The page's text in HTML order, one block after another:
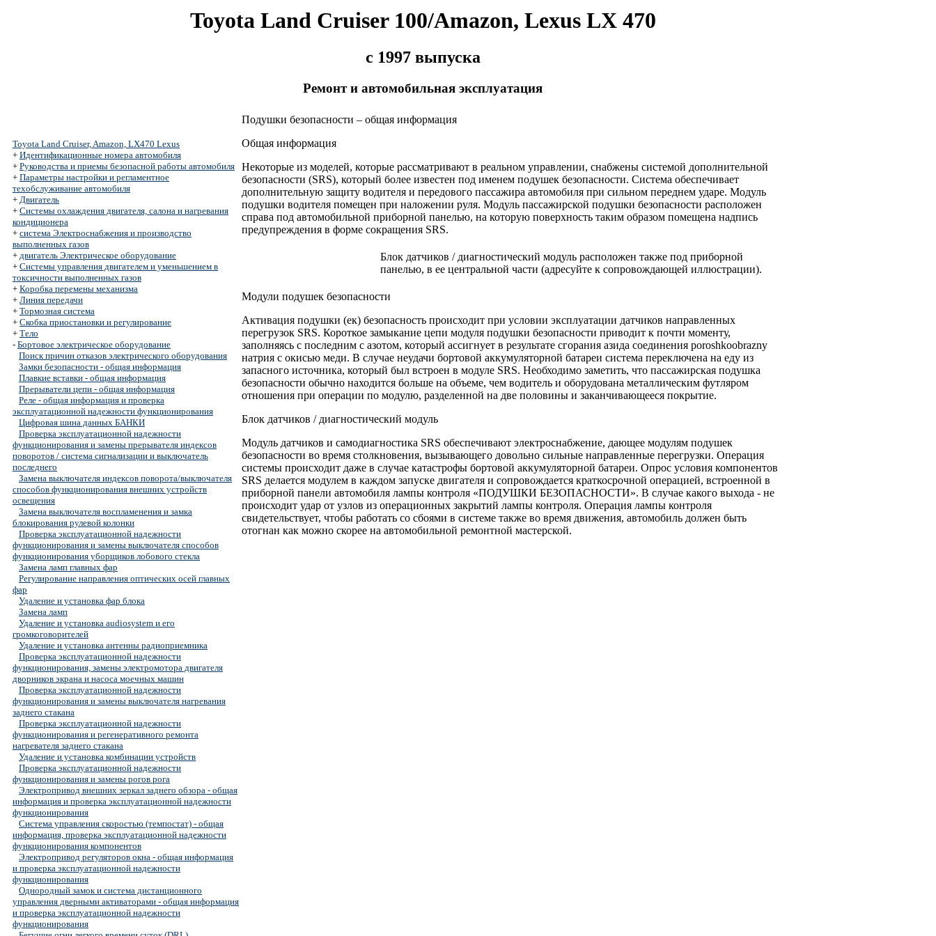
Toyota Land Cruiser 100/Amazon, Lexus LX 470
с 1997 выпуска
Ремонт и автомобильная эксплуатация
Toyota Land Cruiser, Amazon, LX470 Lexus
+ Идентификационные номера автомобиля
+ Руководства и приемы безопасной работы автомобиля
+ Параметры настройки и регламентное
техобслуживание автомобиля
+ Двигатель
+ Системы охлаждения двигателя, салона и нагревания
кондиционера
+ система Электроснабжения и производство
выполненных газов
+ двигатель Электрическое оборудование
+ Системы управления двигателем и уменьшением в
токсичности выполненных газов
+ Коробка перемены механизма
+ Линия передачи
+ Тормозная система
+ Скобка приостановки и регулирование
+ Тело
- Бортовое электрическое оборудование
Поиск причин отказов электрического оборудования
Замки безопасности - общая информация
Плавкие вставки - общая информация
Прерыватели цепи - общая информация
Реле - общая информация и проверка
эксплуатационной надежности функционирования
Цифровая шина данных БАНКИ
Проверка эксплуатационной надежности
функционирования и замены прерывателя индексов
поворотов / система сигнализации и выключатель
последнего
Замена выключателя индексов поворота/выключателя
способов функционирования внешних устройств
освещения
Замена выключателя воспламенения и замка
блокирования рулевой колонки
Проверка эксплуатационной надежности
функционирования и замены выключателя способов
функционирования уборщиков лобового стекла
Замена ламп главных фар
Регулирование направления оптических осей главных
фар
Удаление и установка фар блока
Замена ламп
Удаление и установка audiosystem и его
громкоговорителей
Удаление и установка антенны радиоприемника
Проверка эксплуатационной надежности
функционирования, замены электромотора двигателя
дворников экрана и насоса моечных машин
Проверка эксплуатационной надежности
функционирования и замены выключателя нагревания
заднего стакана
Проверка эксплуатационной надежности
функционирования и регенеративного ремонта
нагревателя заднего стакана
Удаление и установка комбинации устройств
Проверка эксплуатационной надежности
функционирования и замены рогов рога
Электропривод внешних зеркал заднего обзора - общая
информация и проверка эксплуатационной надежности
функционирования
Система управления скоростью (темпостат) - общая
информация, проверка эксплуатационной надежности
функционирования компонентов
Электропривод регуляторов окна - общая информация
и проверка эксплуатационной надежности
функционирования
Однородный замок и система дистанционного
управления дверными активаторами - общая информация
и проверка эксплуатационной надежности
функционирования
Подушки безопасности – общая информация
Общая информация
Некоторые из моделей, которые рассматривают в реальном управлении, снабжены системой дополнительной
безопасности (SRS), который более известен под именем подушек безопасности. Система обеспечивает
дополнительную защиту водителя и передового пассажира автомобиля при сильном переднем ударе. Модуль
подушки водителя помещен при наложении руля. Модуль пассажирской подушки безопасности расположен
справа под автомобильной приборной панелью, на которую поверхность таким образом помещена надпись
предупреждения в форме сокращения SRS.
Блок датчиков / диагностический модуль расположен также под приборной
панелью, в ее центральной части (адресуйте к сопровождающей иллюстрации).
Модули подушек безопасности
Активация подушки (ек) безопасность происходит при условии эксплуатации датчиков направленных
перегрузок SRS. Короткое замыкание цепи модуля подушки безопасности приводит к почти моменту,
заполняясь с последним с азотом, который ассигнует в результате сгорания азида соединения poroshkoobrazny
натрия с окисью меди. В случае неудачи бортовой аккумуляторной батареи система переключена на еду из
запасного источника, который был встроен в модуле SRS. Необходимо заметить, что пассажирская подушка
безопасности обычно находится больше на объеме, чем водитель и оборудована металлическим футляром
отношения при операции по модулю, разделенной на две половины и заканчивающееся покрытие.
Блок датчиков / диагностический модуль
Модуль датчиков и самодиагностика SRS обеспечивают электроснабжение, дающее модулям подушек
безопасности во время столкновения, вызывающего довольно сильные направленные перегрузки. Операция
системы происходит даже в случае катастрофы бортовой аккумуляторной батареи. Опрос условия компонентов
SRS делается модулем в каждом запуске двигателя и сопровождается краткосрочной операцией, встроенной в
приборной панели автомобиля лампы контроля «ПОДУШКИ БЕЗОПАСНОСТИ». В случае какого выхода - не
происходит удар от узлов из операционных закрытий лампы контроля. Операция лампы контроля
свидетельствует, чтобы работать со сбоями в системе также во время движения, автомобиль должен быть
отогнан как можно скорее на автомобильной ремонтной мастерской.